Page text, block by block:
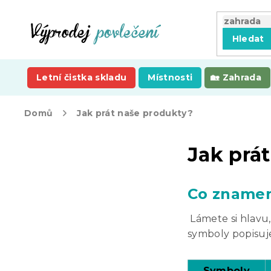
Hledat
Letní čistka skladu Místnosti Zahrada
Domů Jak prát naše produkty?
Jak
Co
Lámete si
symboly